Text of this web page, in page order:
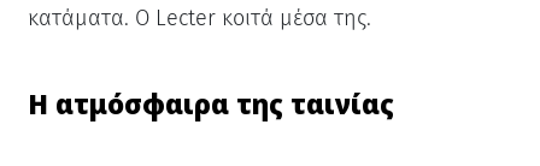
κατάματα. Ο Lecter κοιτά μέσα της.
Η ατμόσφαιρα της ταινίας